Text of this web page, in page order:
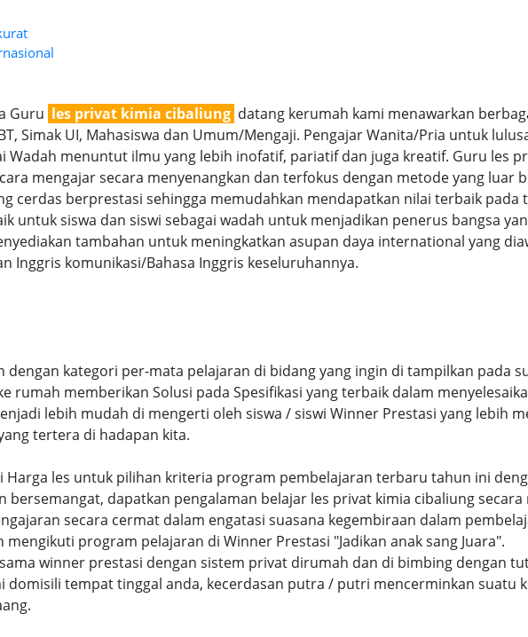
Guru les privat kimia cibaliung datang kerumah kami menawarkan
Simak UI, Mahasiswa dan Umum/Mengaji. Pengajar Wanita/Pria untuk
Wadah menuntut ilmu yang lebih inofatif, pariatif dan juga kreatif. Guru les
mengajar secara menyenangkan dan terfokus dengan metode yang luar
cerdas berprestasi sehingga memudahkan mendapatkan nilai terbaik pada
untuk siswa dan siswi sebagai wadah untuk menjadikan penerus bangsa
tambahan untuk meningkatkan asupan daya international yang
Inggris komunikasi/Bahasa Inggris keseluruhannya.
dengan kategori per-mata pelajaran di bidang yang ingin di tampilkan pada
rumah memberikan Solusi pada Spesifikasi yang terbaik dalam
lebih mudah di mengerti oleh siswa / siswi Winner Prestasi yang lebih
tertera di hadapan kita.
Harga les untuk pilihan kriteria program pembelajaran terbaru tahun ini
bersemangat, dapatkan pengalaman belajar les privat kimia cibaliung secara
secara cermat dalam engatasi suasana kegembiraan dalam
program pelajaran di Winner Prestasi "Jadikan anak sang Juara".
winner prestasi dengan sistem privat dirumah dan di bimbing dengan
tempat tinggal anda, kecerdasan putra / putri mencerminkan suatu